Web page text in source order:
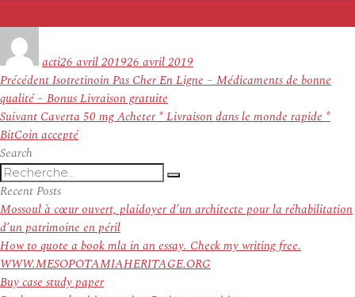
actile
26 avril 201926 avril 2019
Navigation
de
l’article
PrécédentArticle
précédent :
Isotretinoin Pas Cher En Ligne – Médicaments de bonne
qualité – Bonus Livraison gratuite
Suivant Article
suivant :
Caverta 50 mg Acheter * Livraison dans le monde rapide *
BitCoin accepté
Search
Recherche
pour
:
Recherche
Recent Posts
Mossoul à cœur ouvert, plaidoyer d’un architecte pour la réhabilitation
d’un patrimoine en péril
How to quote a book mla in an essay. Check my writing free.
WWW.MESOPOTAMIAHERITAGE.ORG
Buy case study paper